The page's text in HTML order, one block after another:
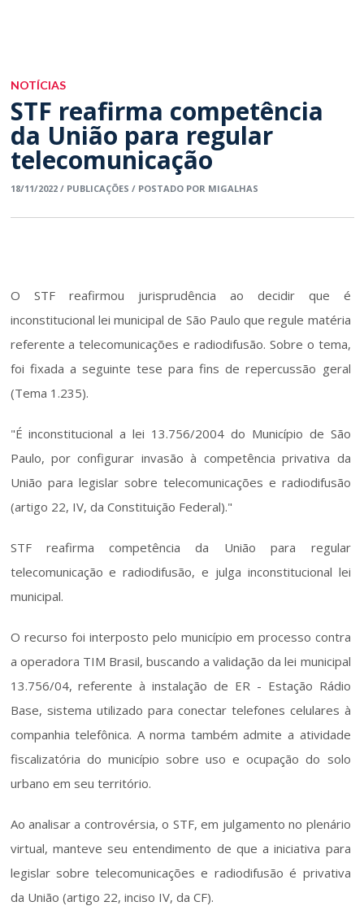
NOTÍCIAS
STF reafirma competência
da União para regular
telecomunicação
18/11/2022 / PUBLICAÇÕES / POSTADO POR MIGALHAS
O STF reafirmou jurisprudência ao decidir que é
inconstitucional lei municipal de São Paulo que regule matéria
referente a telecomunicações e radiodifusão. Sobre o tema,
foi fixada a seguinte tese para fins de repercussão geral
(Tema 1.235).
"É inconstitucional a lei 13.756/2004 do Município de São
Paulo, por configurar invasão à competência privativa da
União para legislar sobre telecomunicações e radiodifusão
(artigo 22, IV, da Constituição Federal)."
STF reafirma competência da União para regular
telecomunicação e radiodifusão, e julga inconstitucional lei
municipal.
O recurso foi interposto pelo município em processo contra
a operadora TIM Brasil, buscando a validação da lei municipal
13.756/04, referente à instalação de ER - Estação Rádio
Base, sistema utilizado para conectar telefones celulares à
companhia telefônica. A norma também admite a atividade
fiscalizatória do município sobre uso e ocupação do solo
urbano em seu território.
Ao analisar a controvérsia, o STF, em julgamento no plenário
virtual, manteve seu entendimento de que a iniciativa para
legislar sobre telecomunicações e radiodifusão é privativa
da União (artigo 22, inciso IV, da CF).